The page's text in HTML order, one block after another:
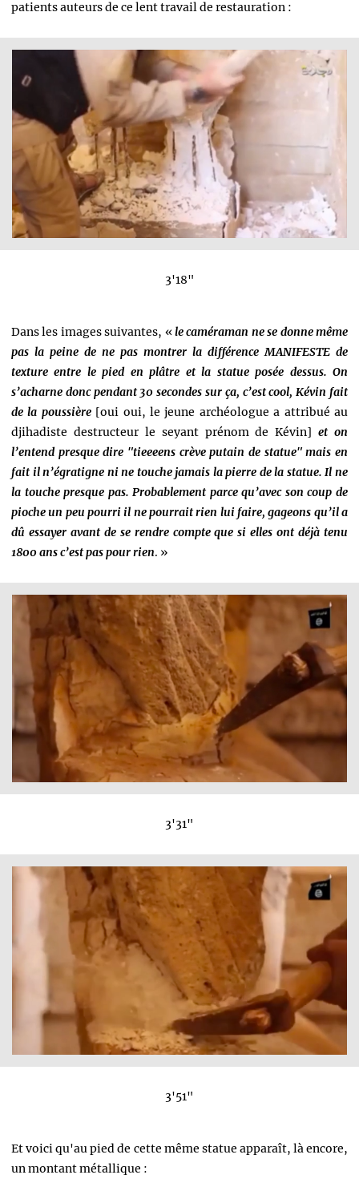
patients auteurs de ce lent travail de restauration :
3'18"
Dans les images suivantes, «le caméraman ne se donne même
pas la peine de ne pas montrer la différence MANIFESTE de
texture entre le pied en plâtre et la statue posée dessus. On
s’acharne donc pendant 30 secondes sur ça, c’est cool, Kévin fait
de la poussière[oui oui, le jeune archéologue a attribué au
djihadiste destructeur le seyant prénom de Kévin]et on
l’entend presque dire "tieeeens crève putain de statue" mais en
fait il n’égratigne ni ne touche jamais la pierre de la statue. Il ne
la touche presque pas. Probablement parce qu’avec son coup de
pioche un peu pourri il ne pourrait rien lui faire, gageons qu’il a
dû essayer avant de se rendre compte que si elles ont déjà tenu
1800 ans c’est pas pour rien. »
3'31"
3'51"
Et voici qu'au pied de cette même statue apparaît, là encore,
un montant métallique :